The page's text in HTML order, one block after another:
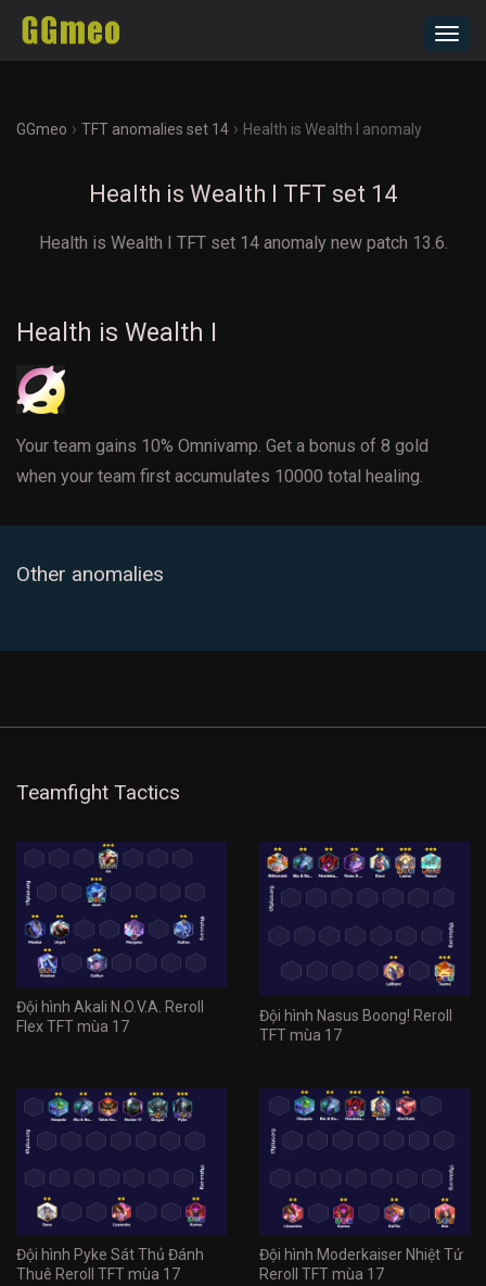
GGmeo › TFT anomalies set 14 › Health is Wealth I anomaly
Health is Wealth I TFT set 14
Health is Wealth I TFT set 14 anomaly new patch 13.6.
Health is Wealth I
Your team gains 10% Omnivamp. Get a bonus of 8 gold
when your team first accumulates 10000 total healing.
Other anomalies
Teamfight Tactics
Đội hình Akali N.O.V.A. Reroll
Flex TFT mùa 17
Đội hình Nasus Boong! Reroll
TFT mùa 17
Đội hình Pyke Sát Thủ Đánh
Thuê Reroll TFT mùa 17
Đội hình Moderkaiser Nhiệt Tử
Reroll TFT mùa 17